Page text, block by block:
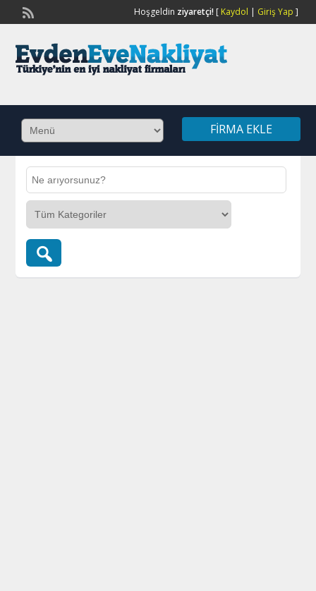
Hoşgeldin ziyaretçi![ Kaydol | Giriş Yap ]
FIRMA EKLE